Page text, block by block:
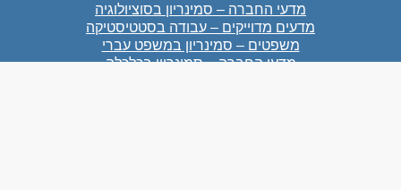
מדעי החברה – סמינריון בסוציולוגיה
מדעים מדוייקים – עבודה בסטטיסטיקה
משפטים – סמינריון במשפט עברי
מדעי החברה – סמינריון בכלכלה